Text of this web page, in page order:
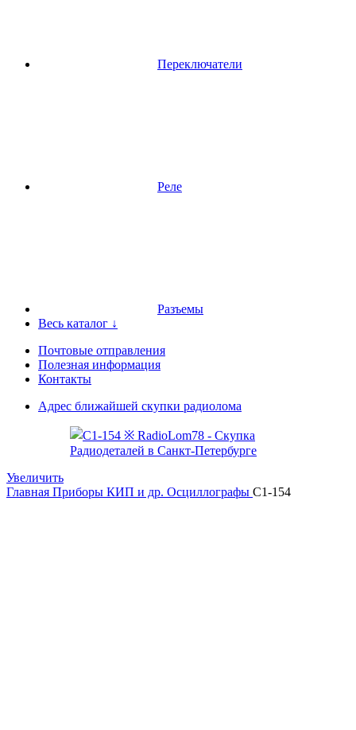
Переключатели
Реле
Разъемы
Весь каталог ↓
Почтовые отправления
Полезная информация
Контакты
Адрес ближайшей скупки радиолома
Увеличить
Главная Приборы КИП и др. Осциллографы С1-154